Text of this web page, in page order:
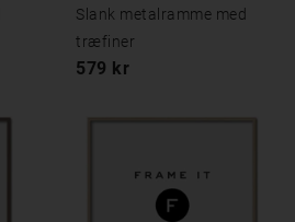
Slank metalramme med
træfiner
579 kr